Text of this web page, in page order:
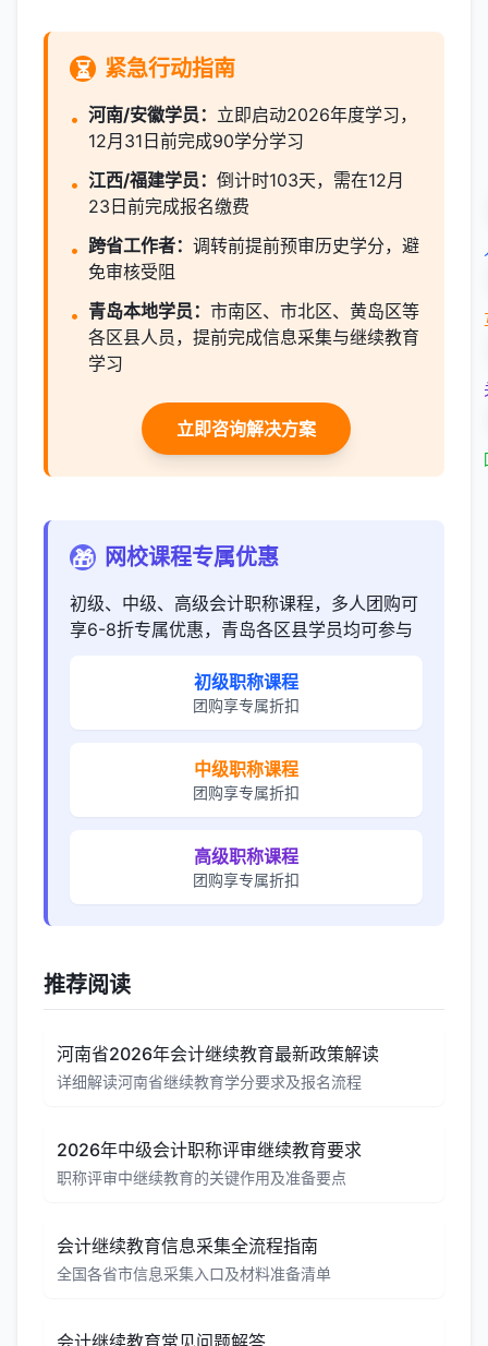
⏳ 紧急行动指南
• 河南/安徽学员： 立即启动2026年度学习，
12月31日前完成90学分学习
• 江西/福建学员： 倒计时103天，需在12月
23日前完成报名缴费
• 跨省工作者： 调转前提前预审历史学分，避
免审核受阻
• 青岛本地学员： 市南区、市北区、黄岛区等
各区县人员，提前完成信息采集与继续教育
学习
立即咨询解决方案
🎁 网校课程专属优惠
初级、中级、高级会计职称课程，多人团购可
享6-8折专属优惠，青岛各区县学员均可参与
初级职称课程
团购享专属折扣
中级职称课程
团购享专属折扣
高级职称课程
团购享专属折扣
推荐阅读
河南省2026年会计继续教育最新政策解读
详细解读河南省继续教育学分要求及报名流程
2026年中级会计职称评审继续教育要求
职称评审中继续教育的关键作用及准备要点
会计继续教育信息采集全流程指南
全国各省市信息采集入口及材料准备清单
会计继续教育常见问题解答